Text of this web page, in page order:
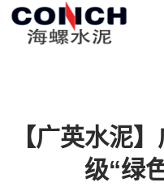
【广英水泥
级“绿